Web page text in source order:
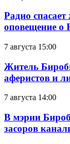
Радио
оповещение
7 августа 15:00
Житель
аферистов и
7 августа 14:00
В мэрии
засоров